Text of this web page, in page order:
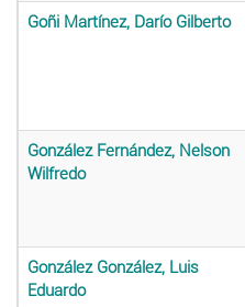
Goñi Martínez, Darío Gilberto
González Fernández, Nelson
Wilfredo
González González, Luis
Eduardo